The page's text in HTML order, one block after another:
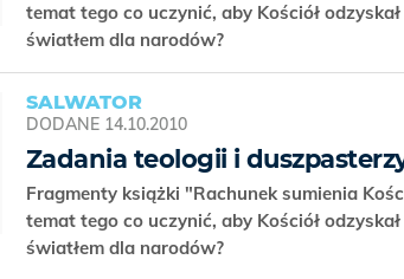
temat tego co uczynić, aby Kościół
światłem dla narodów?
SALWATOR
DODANE 14.10.2010
Zadania teologii i
Fragmenty książki "Rachunek sumienia
temat tego co uczynić, aby Kościół
światłem dla narodów?